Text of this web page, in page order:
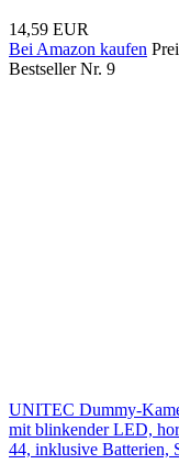
14,59 EUR
Bei Amazon kaufen
Bestseller Nr. 9
UNITEC Dummy-
mit blinkender LED,
44, inklusive Batterien,